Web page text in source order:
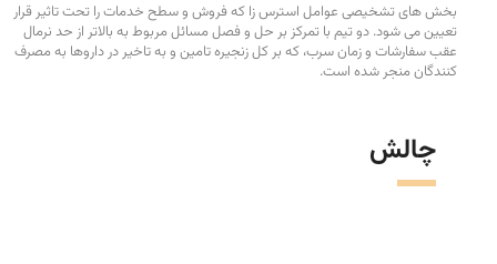
بخش های تشخیصی عوامل استرس زا که فروش و سطح خدمات را تحت تاثیر قرار
تعیین می شود. دو تیم با تمرکز بر حل و فصل مسائل مربوط به بالاتر از حد نرمال
عقب سفارشات و زمان سرب، که بر کل زنجیره تامین و به تاخیر در داروها به مصرف
کنندگان منجر شده است.
چالش